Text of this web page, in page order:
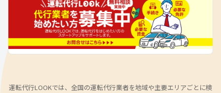
運転代行LOOKでは、全国の運転代行業者を地域や主要エリアごとに検